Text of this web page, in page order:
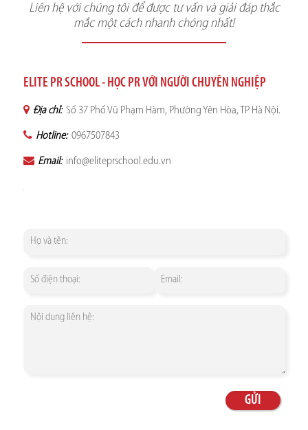
Liên hệ với chúng tôi để được tư vấn và giải đáp thắc
mắc một cách nhanh chóng nhất!
ELITE PR SCHOOL - HỌC PR VỚI NGƯỜI CHUYÊN NGHIỆP
Địa chỉ: Số 37 Phố Vũ Phạm Hàm, Phường Yên Hòa, TP Hà Nội.
Hotline: 0967507843
Email: info@eliteprschool.edu.vn